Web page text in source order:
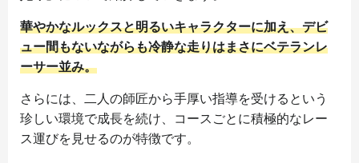
華やかなルックスと明るいキャラクターに加え、デビ
ュー間もないながらも冷静な走りはまさにベテランレ
ーサー並み。
さらには、二人の師匠から手厚い指導を受けるという
珍しい環境で成長を続け、コースごとに積極的なレー
ス運びを見せるのが特徴です。